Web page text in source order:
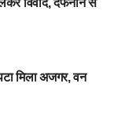
मिला अजगर, वन